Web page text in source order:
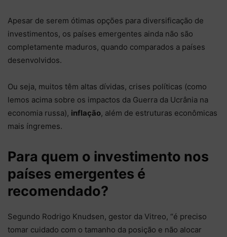
Apesar de serem ótimas opções para diversificação de
investimentos, os países emergentes ainda não são
completamente maduros, quando comparados a países
desenvolvidos.
Ou seja, muitos têm altas dívidas, crises políticas (como
lemos acima sobre os impactos da Guerra da Ucrânia na
economia russa), inflação, além de estruturas econômicas
mais íngremes.
Para quem o investimento nos
países emergentes é
recomendado?
Segundo Rodrigo Knudsen, gestor da Vitreo, “é preciso
tomar cuidado com o tamanho da posição e não alocar